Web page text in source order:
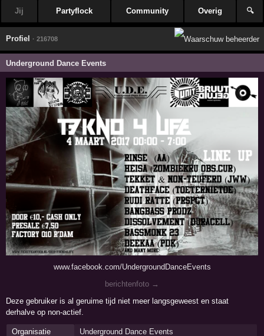
Jij Partyflock Community Overig 🔍
Profiel · 216708
Underground Dance Events
www.facebook.com/UndergroundDanceEvents
berichtenfoto →
Deze gebruiker is al geruime tijd niet meer langsgeweest en staat
derhalve op non-actief.
Organisatie
Underground Dance Events